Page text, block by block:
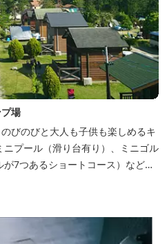
場
びのびと大人も子供も楽しめるキ
プール（滑り台有り）、ミニゴル
7つあるショートコース）なども
玄関口にあたります。